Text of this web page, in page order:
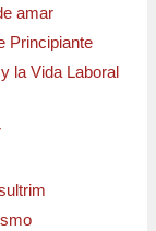
amar
Principiante
la Vida Laboral